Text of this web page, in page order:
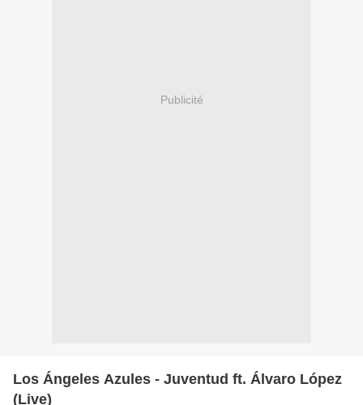
Publicité
Los Ángeles Azules - Juventud ft. Álvaro López
(Live)